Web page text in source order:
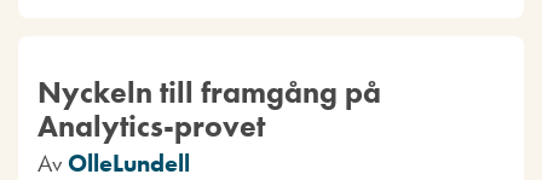
Nyckeln till framgång på
Analytics-provet
AvOlleLundell